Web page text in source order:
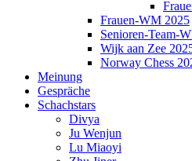
Frauen-WM 2025
Senioren-Team-
Wijk aan Zee
Norway Chess
Meinung
Gespräche
Schachstars
Divya
Ju Wenjun
Lu Miaoyi